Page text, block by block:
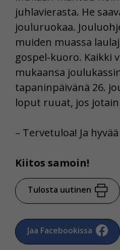
juhlavierasta. He
jouluruokaa.
muiden muassa
gospel-kuoro. Kaikki
mukaansa
tapaninpäivänä 26.
loput ruuat, jos jotain
– Tervetuloa! Ja
Kiitos samoin!
Tulosta uutinen
Jaa Facebookissa